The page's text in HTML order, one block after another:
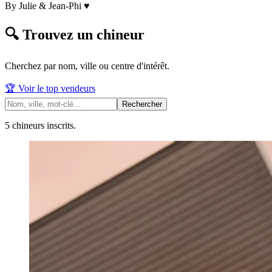
By Julie & Jean-Phi ♥
🔍 Trouvez un chineur
Cherchez par nom, ville ou centre d'intérêt.
🏆 Voir le top vendeurs
Rechercher
5 chineurs inscrits.